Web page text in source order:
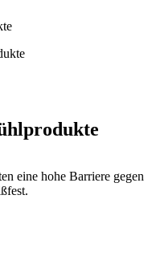
eine hohe Barriere gegen